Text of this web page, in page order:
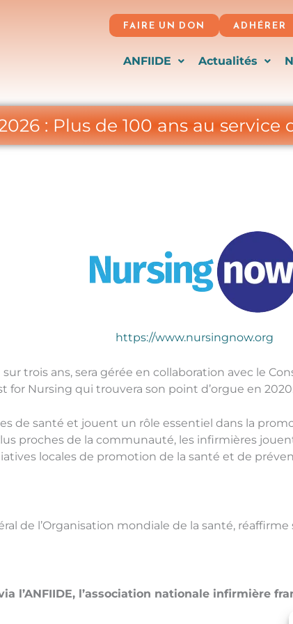
FAIRE UN DON ADHÉRER
ANFIIDE Actualités
: Plus de 100 ans au service
https://www.nursingnow.org
trois ans, sera gérée en collaboration avec le
for Nursing qui trouvera son point d’orgue en 2020.
de santé et jouent un rôle essentiel dans la
proches de la communauté, les infirmières
locales de promotion de la santé et de
de l’Organisation mondiale de la santé,
l’ANFIIDE, l’association nationale infirmière